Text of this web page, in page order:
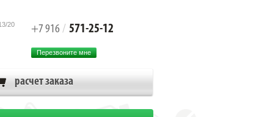
20 +7 916 / 571-25-12
Перезвоните мне
расчет заказа